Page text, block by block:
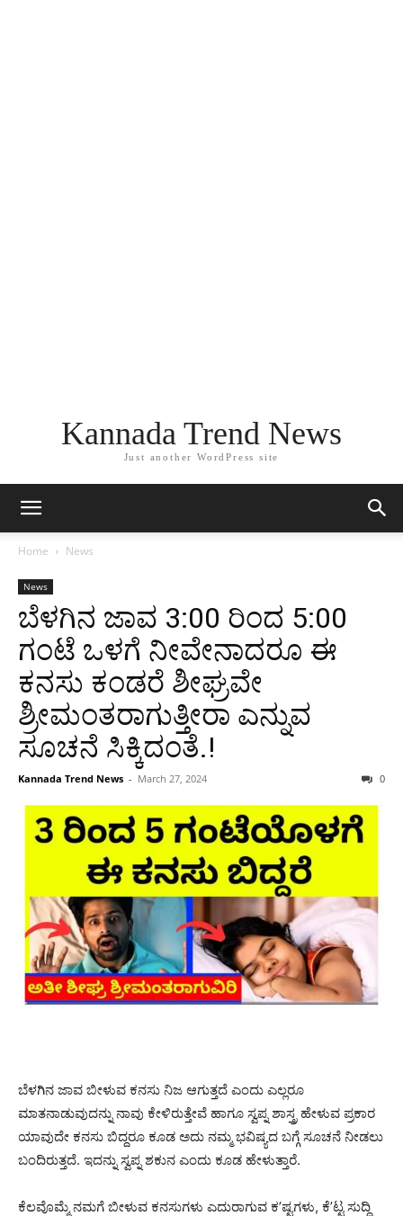
Kannada Trend News
Just another WordPress site
Home News
News
ಬೆಳಗಿನ ಜಾವ 3:00 ರಿಂದ 5:00
ಗಂಟೆ ಒಳಗೆ ನೀವೇನಾದರೂ ಈ
ಕನಸು ಕಂಡರೆ ಶೀಘ್ರವೇ
ಶ್ರೀಮಂತರಾಗುತ್ತೀರಾ ಎನ್ನುವ
ಸೂಚನೆ ಸಿಕ್ಕಿದಂತೆ.!
Kannada Trend News - March 27, 2024 0
ಬೆಳಗಿನ ಜಾವ ಬೀಳುವ ಕನಸು ನಿಜ ಆಗುತ್ತದೆ ಎಂದು ಎಲ್ಲರೂ
ಮಾತನಾಡುವುದನ್ನು ನಾವು ಕೇಳಿರುತ್ತೇವೆ ಹಾಗೂ ಸ್ವಪ್ನ ಶಾಸ್ತ್ರ ಹೇಳುವ ಪ್ರಕಾರ
ಯಾವುದೇ ಕನಸು ಬಿದ್ದರೂ ಕೂಡ ಅದು ನಮ್ಮ ಭವಿಷ್ಯದ ಬಗ್ಗೆ ಸೂಚನೆ ನೀಡಲು
ಬಂದಿರುತ್ತದೆ. ಇದನ್ನು ಸ್ವಪ್ನ ಶಕುನ ಎಂದು ಕೂಡ ಹೇಳುತ್ತಾರೆ.
ಕೆಲವೊಮ್ಮೆ ನಮಗೆ ಬೀಳುವ ಕನಸುಗಳು ಎದುರಾಗುವ ಕ’ಷ್ಟಗಳು, ಕೆ’ಟ್ಟ ಸುದ್ದಿ